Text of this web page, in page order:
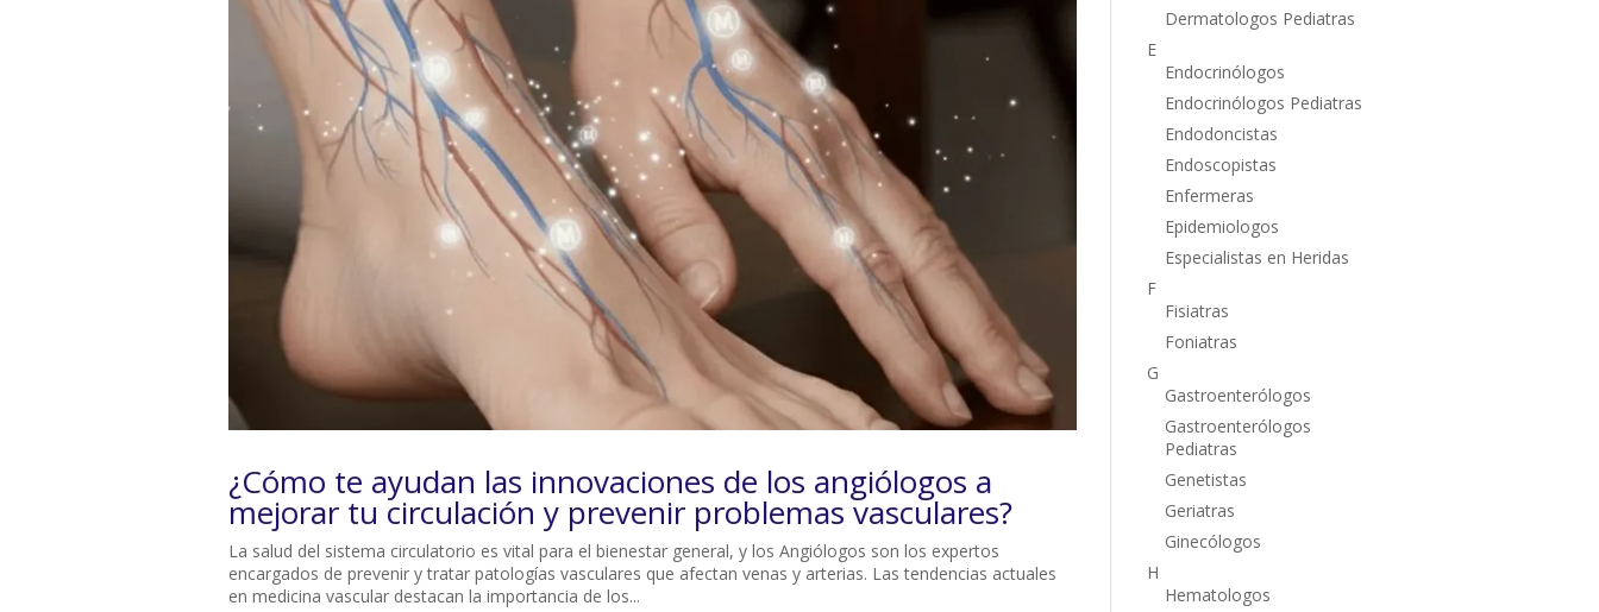
¿Cómo te ayudan las innovaciones de los angiólogos a
mejorar tu circulación y prevenir problemas vasculares?
La salud del sistema circulatorio es vital para el bienestar general, y los Angiólogos son los expertos
encargados de prevenir y tratar patologías vasculares que afectan venas y arterias. Las tendencias actuales
en medicina vascular destacan la importancia de los...
Dermatologos Pediatras
E
Endocrinólogos
Endocrinólogos Pediatras
Endodoncistas
Endoscopistas
Enfermeras
Epidemiologos
Especialistas en Heridas
F
Fisiatras
Foniatras
G
Gastroenterólogos
Gastroenterólogos
Pediatras
Genetistas
Geriatras
Ginecólogos
H
Hematologos